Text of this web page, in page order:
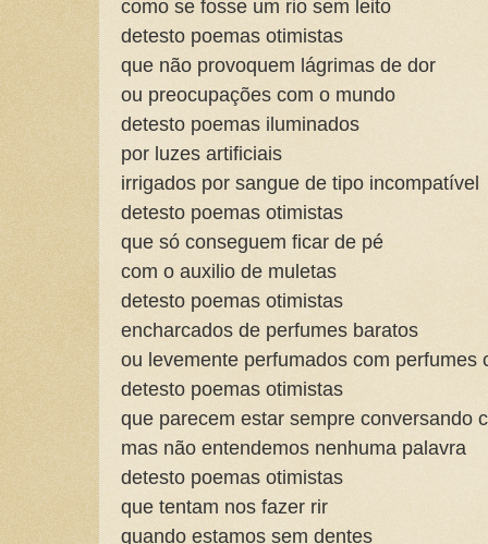
como se fosse um rio sem leito
detesto poemas otimistas
que não provoquem lágrimas de dor
ou preocupações com o mundo
detesto poemas iluminados
por luzes artificiais
irrigados por sangue de tipo incompatível
detesto poemas otimistas
que só conseguem ficar de pé
com o auxilio de muletas
detesto poemas otimistas
encharcados de perfumes baratos
ou levemente perfumados com perfumes
detesto poemas otimistas
que parecem estar sempre conversando
mas não entendemos nenhuma palavra
detesto poemas otimistas
que tentam nos fazer rir
quando estamos sem dentes